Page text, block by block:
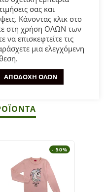
- 50%
σας και
Κάνοντας κλικ στο
στη χρήση ΟΛΩΝ των
επισκεφτείτε τις
μια ελεγχόμενη
ΑΠΟΔΟΧΗ ΟΛΩΝ